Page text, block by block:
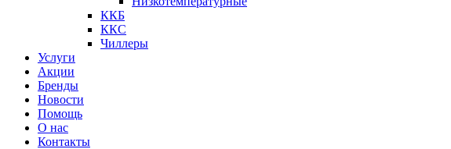
ККБ
ККС
Чиллеры
Услуги
Акции
Бренды
Новости
Помощь
О нас
Контакты